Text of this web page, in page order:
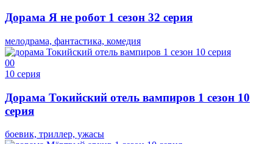
Дорама Я не робот 1 сезон 32 серия
мелодрама, фантастика, комедия
00
10 серия
Дорама Токийский отель вампиров 1 сезон 10
серия
боевик, триллер, ужасы